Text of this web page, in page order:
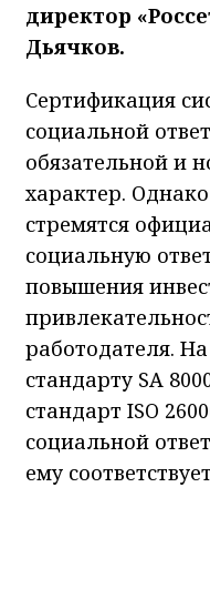
директор
Дьячков.
Сертификация
социальной
обязательной и
характер.
стремятся
социальную
повышения
работодателя.
стандарту SA
стандарт ISO
социальной
ему